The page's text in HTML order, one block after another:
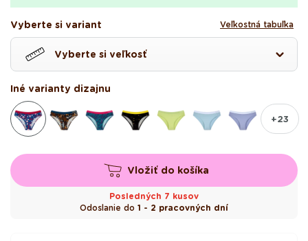
o
t
e
2
8
5
h
v
z
d
i
č
Vyberte si variant Veľkostná tabuľka
Vyberte si veľkosť
Iné varianty dizajnu
+23
Vložiť do košíka
Posledných 7 kusov
Odoslanie do 1 - 2 pracovných dní